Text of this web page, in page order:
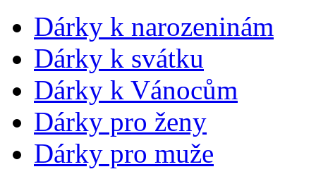
Dárky k narozeninám
Dárky k svátku
Dárky k Vánocům
Dárky pro ženy
Dárky pro muže